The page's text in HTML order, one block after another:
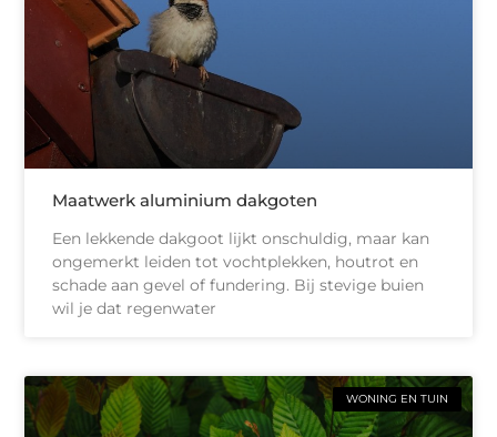
Maatwerk aluminium dakgoten
Een lekkende dakgoot lijkt onschuldig, maar kan
ongemerkt leiden tot vochtplekken, houtrot en
schade aan gevel of fundering. Bij stevige buien
wil je dat regenwater
WONING EN TUIN